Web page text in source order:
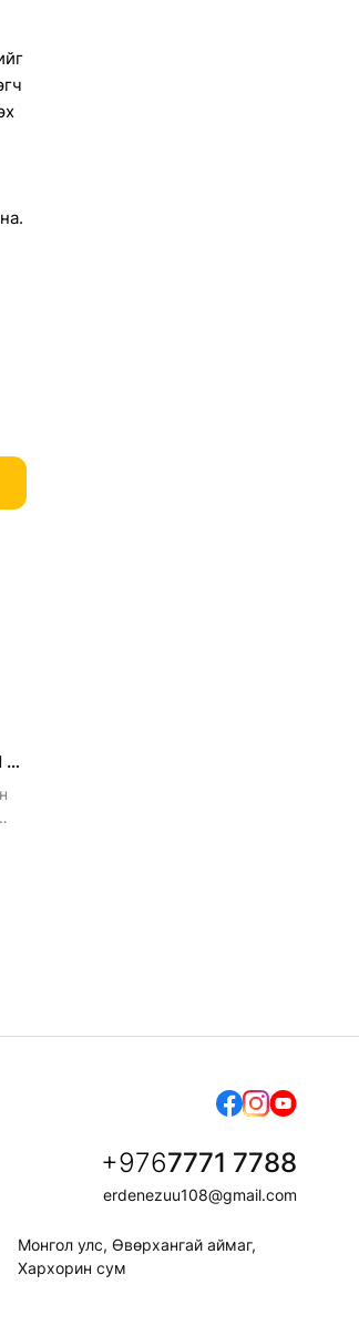
АРВАН ХАНГАЛ САХИУСНЫ ХУРАЛ
+9767771 7788
erdenezuu108@gmail.com
Монгол улс, Өвөрхангай аймаг,
Хархорин сум